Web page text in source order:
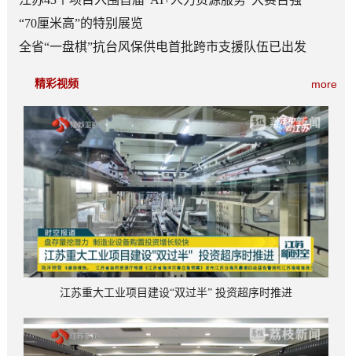
“70厘米高”的特别展览
全省“一盘棋”抗台风保供电首批跨市支援队伍已出发
more
精彩视频
江苏重大工业项目建设“双过半” 投资超序时推进